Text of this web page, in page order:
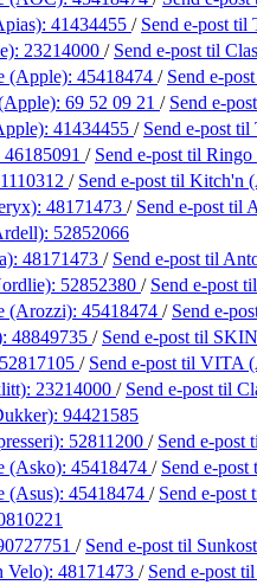
41434455 / Send e-post til
23214000 / Send e-post til
(Apple): 45418474 / Send e-post
69 52 09 21 / Send e-post
41434455 / Send e-post til
46185091 / Send e-post til Ringo
/ Send e-post til Kitch'n
48171473 / Send e-post til
52852066
48171473 / Send e-post til
52852380 / Send e-post
(Arozzi): 45418474 / Send e-
48849735 / Send e-post til
52817105 / Send e-post til VITA
23214000 / Send e-post til
94421585
52811200 / Send e-post
(Asko): 45418474 / Send e-post
(Asus): 45418474 / Send e-post
/ Send e-post til
Velo): 48171473 / Send e-post til